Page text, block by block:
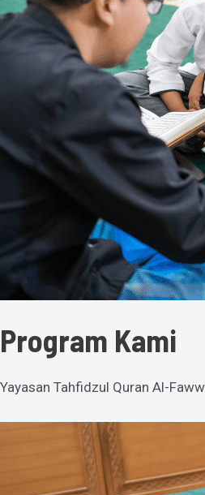
Program Kami
Yayasan Tahfidzul Quran Al-